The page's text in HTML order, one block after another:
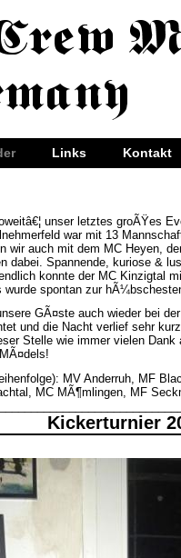
Links Kontakt
unser letztes groÃŸes
war mit 13
wir auch mit dem MC Heyen,
dabei. Spannende, kuriose &
konnte der MC Kinzigtal
wurde spontan zur
GÃ¤ste auch wieder bei
und die Nacht verlief sehr
Stelle wie immer vielen
MV Anderruh, MF
MC MÃ¶mlingen, MF
Kickerturnier